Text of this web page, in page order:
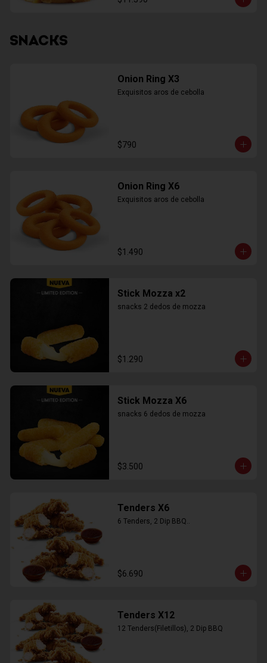
SNACKS
Onion Ring X3
Exquisitos aros de cebolla
$790
Onion Ring X6
Exquisitos aros de cebolla
$1.490
Stick Mozza x2
snacks 2 dedos de mozza
$1.290
Stick Mozza X6
snacks 6 dedos de mozza
$3.500
Tenders X6
6 Tenders, 2 Dip BBQ..
$6.690
Tenders X12
12 Tenders(Filetillos), 2 Dip BBQ